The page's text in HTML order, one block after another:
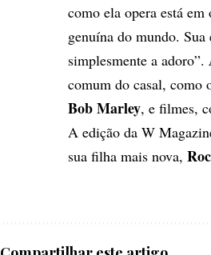
como ela opera está
genuína do mundo.
simplesmente a adoro”.
comum do casal, como
Bob Marley, e filmes,
A edição da W
sua filha mais nova,